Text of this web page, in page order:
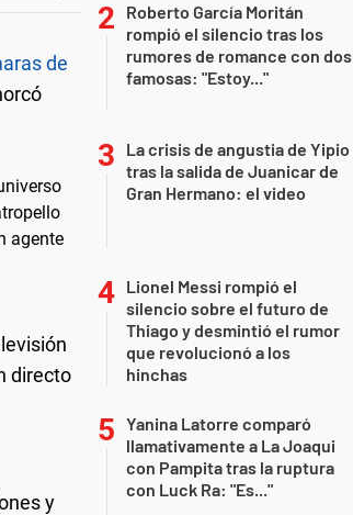
de
directo
y
Roberto García Moritán
rompió el silencio tras los
rumores de romance con dos
famosas: "Estoy..."
La crisis de angustia de Yipio
tras la salida de Juanicar de
Gran Hermano: el video
Lionel Messi rompió el
silencio sobre el futuro de
Thiago y desmintió el rumor
que revolucionó a los
hinchas
Yanina Latorre comparó
llamativamente a La Joaqui
con Pampita tras la ruptura
con Luck Ra: "Es..."